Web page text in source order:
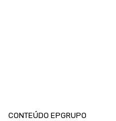
CONTEÚDO EPGRUPO